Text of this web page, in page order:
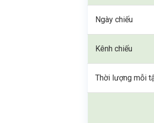
Ngày chiếu
Kênh chiếu
Thời lượng mỗi